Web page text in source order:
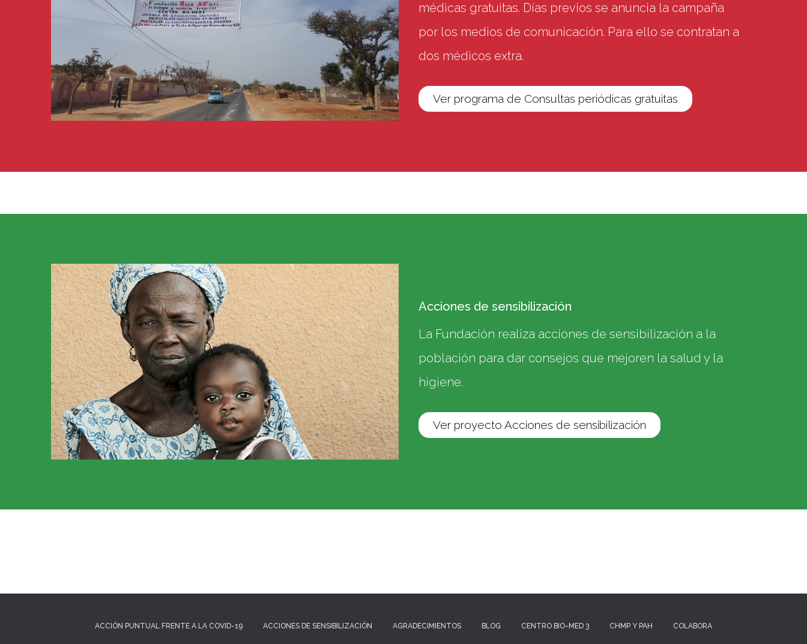
médicas gratuitas. Días previos se anuncia la campaña
por los medios de comunicación. Para ello se contratan a
dos médicos extra.
Ver programa de Consultas periódicas gratuitas
Acciones de sensibilización
La Fundación realiza acciones de sensibilización a la
población para dar consejos que mejoren la salud y la
higiene.
Ver proyecto Acciones de sensibilización
ACCIÓN PUNTUAL FRENTE A LA COVID-19 ACCIONES DE SENSIBILIZACIÓN AGRADECIMIENTOS BLOG CENTRO BIO-MED 3 CHMP Y PAH COLABORA